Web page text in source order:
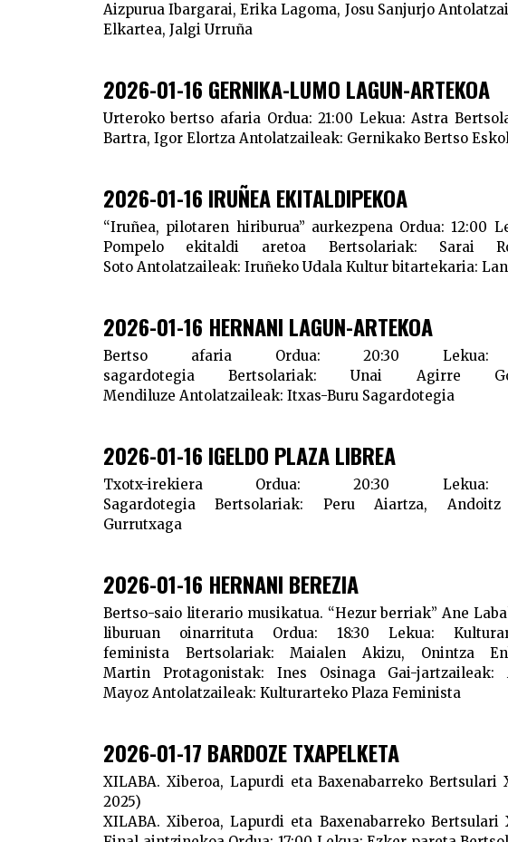
Aizpurua Ibargarai, Erika Lagoma, Josu Sanjurjo
Elkartea, Jalgi Urruña
2026-01-16 GERNIKA-LUMO LAGUN-ARTEKOA
Urteroko bertso afaria Ordua: 21:00 Lekua: Astra
Bartra, Igor Elortza Antolatzaileak: Gernikako Bertso
2026-01-16 IRUÑEA EKITALDIPEKOA
“Iruñea, pilotaren hiriburua” aurkezpena Ordua: 12:00
Pompelo ekitaldi aretoa Bertsolariak: Sarai
Soto Antolatzaileak: Iruñeko Udala Kultur bitartekaria:
2026-01-16 HERNANI LAGUN-ARTEKOA
Bertso afaria Ordua: 20:30Lekua:
sagardotegiaBertsolariak: Unai Agirre
Mendiluze Antolatzaileak: Itxas-Buru Sagardotegia
2026-01-16 IGELDO PLAZA LIBREA
Txotx-irekiera Ordua: 20:30 Lekua:
SagardotegiaBertsolariak: Peru Aiartza, Andoitz
Gurrutxaga
2026-01-16 HERNANI BEREZIA
Bertso-saio literario musikatua. “Hezur berriak” Ane
liburuan oinarrituta
Ordua: 18:30 Lekua:
feminista Bertsolariak: Maialen Akizu, Onintza
Martin Protagonistak: Ines Osinaga Gai-jartzaileak:
Mayoz Antolatzaileak: Kulturarteko Plaza Feminista
2026-01-17 BARDOZE TXAPELKETA
XILABA. Xiberoa, Lapurdi eta Baxenabarreko Bertsulari
2025)
XILABA. Xiberoa, Lapurdi eta Baxenabarreko Bertsulari